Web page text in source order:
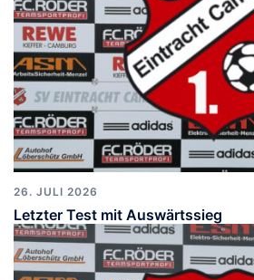
26. JULI 2026
Letzter Test mit Auswärtssieg